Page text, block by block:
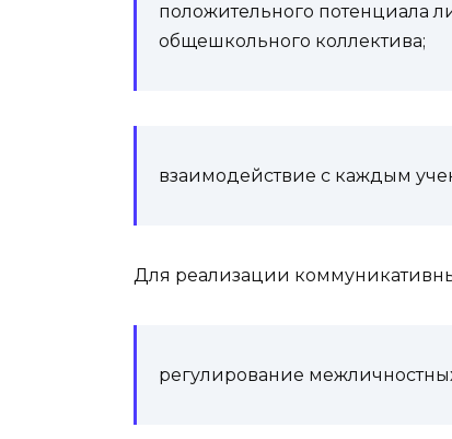
положительного потенциала
общешкольного коллектива;
взаимодействие с каждым
Для реализации
регулирование